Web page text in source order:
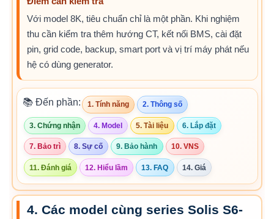
Với model 8K, tiêu chuẩn chỉ là một phần. Khi nghiệm
thu cần kiểm tra thêm hướng CT, kết nối BMS, cài đặt
pin, grid code, backup, smart port và vị trí máy phát nếu
hệ có dùng generator.
📚 Đến phần: 1. Tính năng 2. Thông số
3. Chứng nhận 4. Model 5. Tài liệu 6. Lắp đặt
7. Bảo trì 8. Sự cố 9. Bảo hành 10. VNS
11. Đánh giá 12. Hiểu lầm 13. FAQ 14. Giá
4. Các model cùng series Solis S6-